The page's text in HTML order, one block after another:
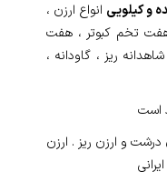
و کیلویی انواع ارزن ،
هفت تخم کبوتر ، هفت
ریز ، گاودانه ،
است
و ارزن ریز . ارزن